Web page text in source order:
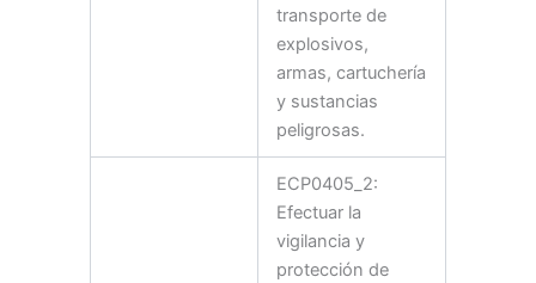
transporte de
explosivos,
armas, cartuchería
y sustancias
peligrosas.
ECP0405_2:
Efectuar la
vigilancia y
protección de